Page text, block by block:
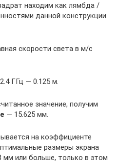
находим как лямбда /
данной конструкции
скорости света в м/с
ГГц — 0.125 м.
значение, получим
— 15.625 мм.
на коэффициенте
размеры экрана
мм или больше, только в этом